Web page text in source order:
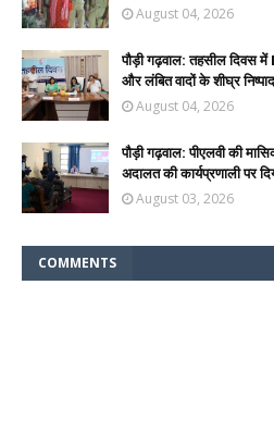
August 04, 2026
पौड़ी गढ़वाल: तहसील दिवस
और लंबित वादों के शीघ्र
August 04, 2026
पौड़ी गढ़वाल: पीएलवी की
अदालत की कार्यप्रणाली पर
August 03, 2026
COMMENTS